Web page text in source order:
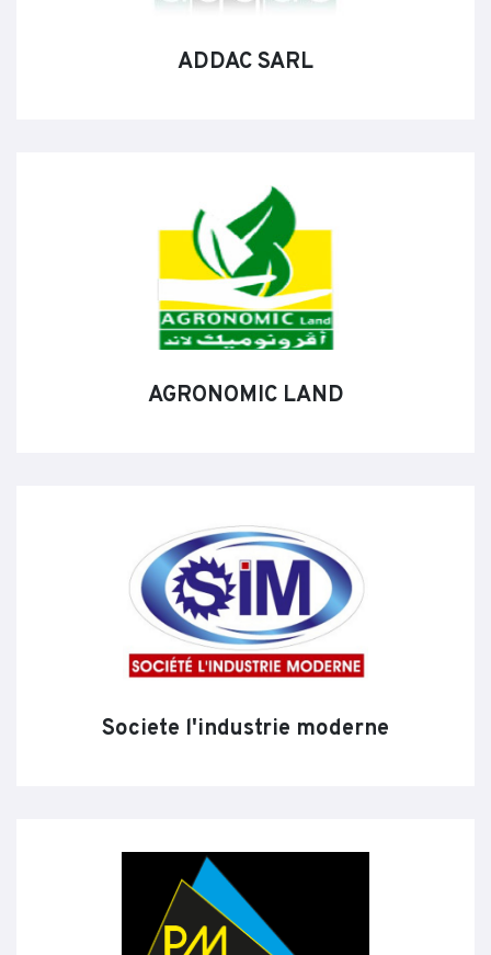
ADDAC SARL
AGRONOMIC LAND
Societe l'industrie moderne